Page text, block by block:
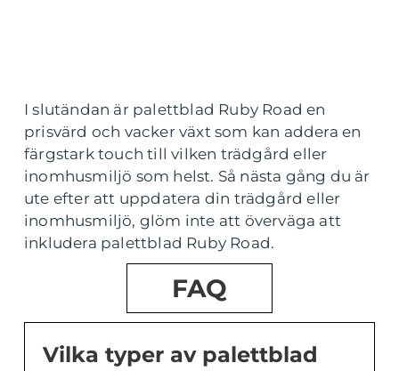
I slutändan är palettblad Ruby Road en
prisvärd och vacker växt som kan addera en
färgstark touch till vilken trädgård eller
inomhusmiljö som helst. Så nästa gång du är
ute efter att uppdatera din trädgård eller
inomhusmiljö, glöm inte att överväga att
inkludera palettblad Ruby Road.
FAQ
Vilka typer av palettblad